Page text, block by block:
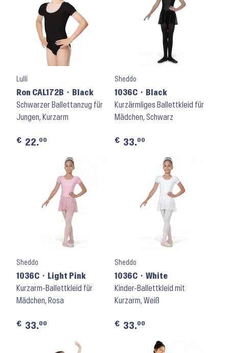
Lulli
Ron CAL172B ⬝ Black
Schwarzer Ballettanzug für
Jungen, Kurzarm
€ 22.00
Sheddo
1036C ⬝ Black
Kurzärmliges Ballettkleid für
Mädchen, Schwarz
€ 33.00
Sheddo
1036C ⬝ Light Pink
Kurzarm-Ballettkleid für
Mädchen, Rosa
€ 33.00
Sheddo
1036C ⬝ White
Kinder-Ballettkleid mit
Kurzarm, Weiß
€ 33.00